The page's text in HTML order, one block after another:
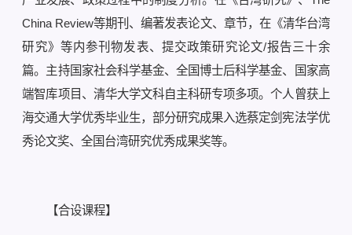
China Review等期刊、编著发表论文、章节，在《清华台湾
研究》等内参刊物发表、提交政策研究论文/报告三十余
篇。主持国家社会科学基金、全国博士后科学基金、国家高
端智库项目、清华大学文科自主科研专项多项。个人曾获上
海交通大学优秀毕业生，部分研究成果入选蔡定剑宪法学优
秀论文奖、全国台湾研究优秀成果奖等。
【合设课程】